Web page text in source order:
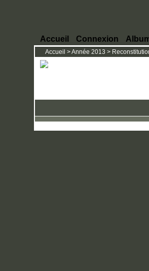
Accueil Connexion
Accueil >Année 2013 >